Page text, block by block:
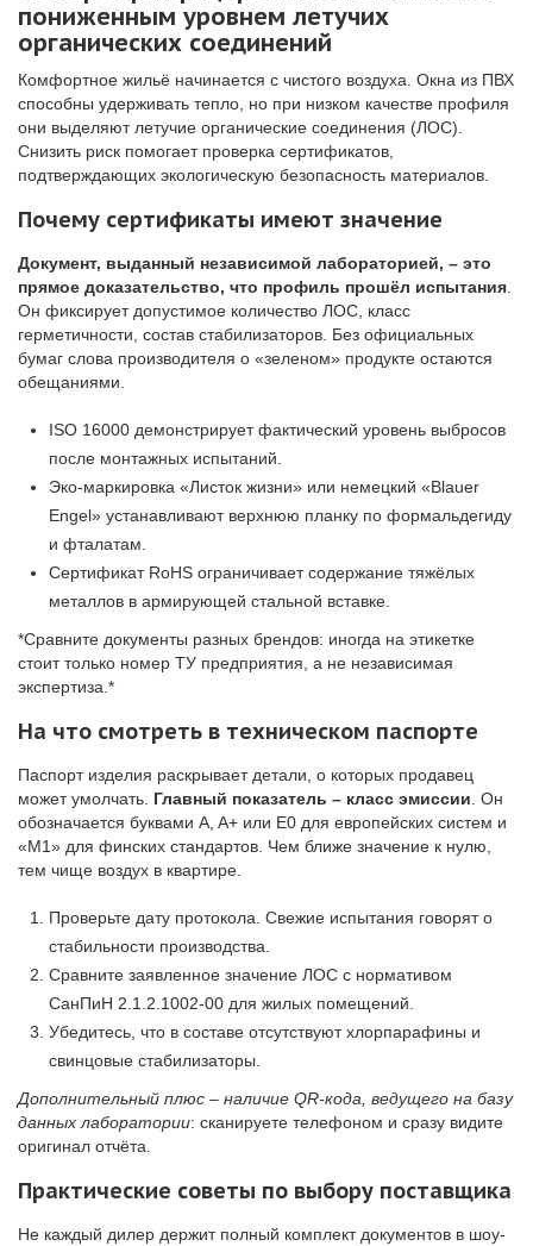
пониженным уровнем летучих
органических соединений
Комфортное жильё начинается с чистого воздуха. Окна из ПВХ
способны удерживать тепло, но при низком качестве профиля
они выделяют летучие органические соединения (ЛОС).
Снизить риск помогает проверка сертификатов,
подтверждающих экологическую безопасность материалов.
Почему сертификаты имеют значение
Документ, выданный независимой лабораторией, – это
прямое доказательство, что профиль прошёл испытания.
Он фиксирует допустимое количество ЛОС, класс
герметичности, состав стабилизаторов. Без официальных
бумаг слова производителя о «зеленом» продукте остаются
обещаниями.
ISO 16000 демонстрирует фактический уровень выбросов
после монтажных испытаний.
Эко-маркировка «Листок жизни» или немецкий «Blauer
Engel» устанавливают верхнюю планку по формальдегиду
и фталатам.
Сертификат RoHS ограничивает содержание тяжёлых
металлов в армирующей стальной вставке.
*Сравните документы разных брендов: иногда на этикетке
стоит только номер ТУ предприятия, а не независимая
экспертиза.*
На что смотреть в техническом паспорте
Паспорт изделия раскрывает детали, о которых продавец
может умолчать. Главный показатель – класс эмиссии. Он
обозначается буквами A, A+ или E0 для европейских систем и
«М1» для финских стандартов. Чем ближе значение к нулю,
тем чище воздух в квартире.
Проверьте дату протокола. Свежие испытания говорят о
стабильности производства.
Сравните заявленное значение ЛОС с нормативом
СанПиН 2.1.2.1002-00 для жилых помещений.
Убедитесь, что в составе отсутствуют хлорпарафины и
свинцовые стабилизаторы.
Дополнительный плюс – наличие QR-кода, ведущего на базу
данных лаборатории: сканируете телефоном и сразу видите
оригинал отчёта.
Практические советы по выбору поставщика
Не каждый дилер держит полный комплект документов в шоу-